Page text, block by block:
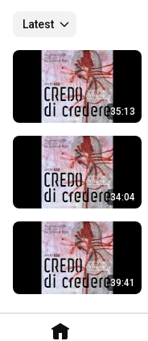
Latest
35:13
34:04
39:41